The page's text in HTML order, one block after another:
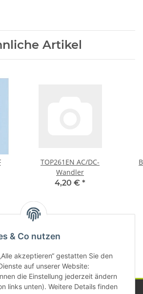
& Co nutzen
akzeptieren“ gestatten Sie den
auf unserer Website:
die Einstellung jederzeit ändern
links unten). Weitere Details finden
Artikel
TOP261EN AC/DC-
Wandler
4,20 € *